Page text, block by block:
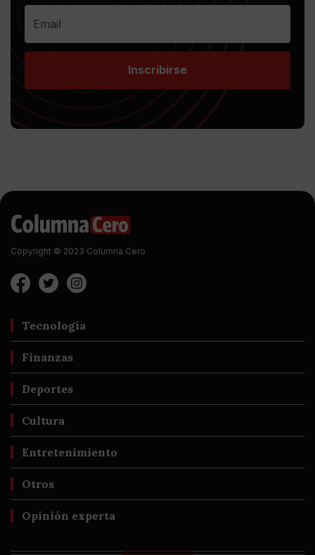
Inscribirse
Copyright © 2023 Columna Cero
Tecnología
Finanzas
Deportes
Cultura
Entretenimiento
Otros
Opinión experta